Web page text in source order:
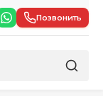
Позвонить